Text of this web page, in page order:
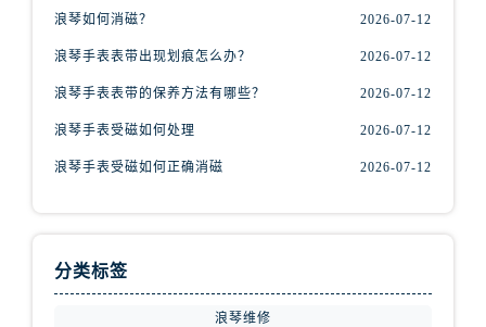
天津市和平区赤峰道136号天津国际金融中心26层2603室浪琴售后服务中心（需提前预约）
浪琴如何消磁？ 2026-07-12
浪琴手表表带出现划痕怎么办？ 2026-07-12
浪琴手表表带的保养方法有哪些？ 2026-07-12
浪琴手表受磁如何处理 2026-07-12
浪琴手表受磁如何正确消磁 2026-07-12
分类标签
浪琴维修